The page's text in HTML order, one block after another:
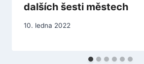
dalších šesti městech
10. ledna 2022